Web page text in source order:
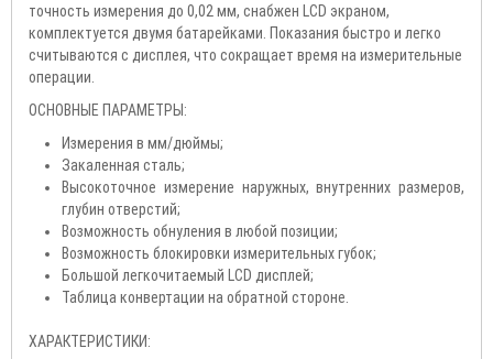
точность измерения до 0,02 мм, снабжен LCD экраном,
комплектуется двумя батарейками. Показания быстро и легко
считываются с дисплея, что сокращает время на измерительные
операции.
ОСНОВНЫЕ ПАРАМЕТРЫ:
Измерения в мм/дюймы;
Закаленная сталь;
Высокоточное измерение наружных, внутренних размеров,
глубин отверстий;
Возможность обнуления в любой позиции;
Возможность блокировки измерительных губок;
Большой легкочитаемый LCD дисплей;
Таблица конвертации на обратной стороне.
ХАРАКТЕРИСТИКИ: